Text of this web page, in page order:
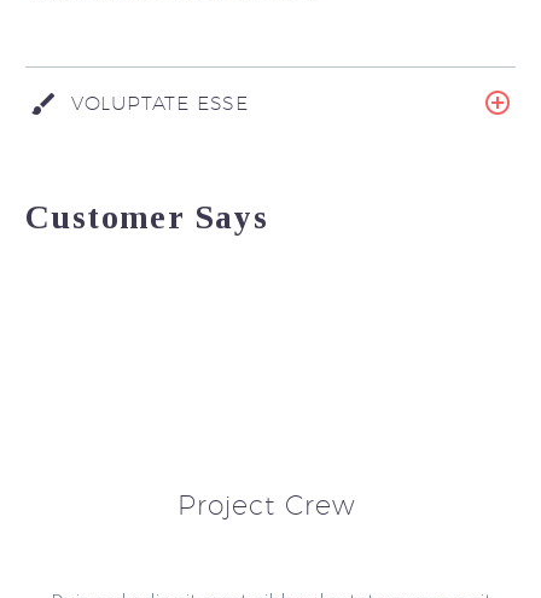
VOLUPTATE ESSE
Customer Says
Project Crew